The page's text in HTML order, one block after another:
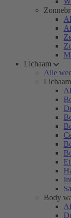
Lichaam
Alle
Body